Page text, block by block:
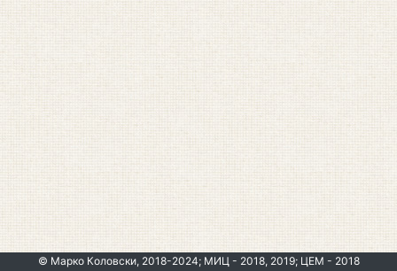
© Марко Коловски, 2018-2024; МИЦ - 2018, 2019; ЦЕМ - 2018